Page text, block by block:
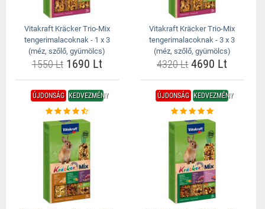
Vitakraft Kräcker Trio-Mix
tengerimalacoknak - 1 x 3
(méz, szőlő, gyümölcs)
1550 Lt1690 Lt
Vitakraft Kräcker Trio-Mix
tengerimalacoknak - 3 x 3
(méz, szőlő, gyümölcs)
4320 Lt4690 Lt
ÚJDONSÁG KEDVEZMÉNY ÚJDONSÁG KEDVEZMÉNY